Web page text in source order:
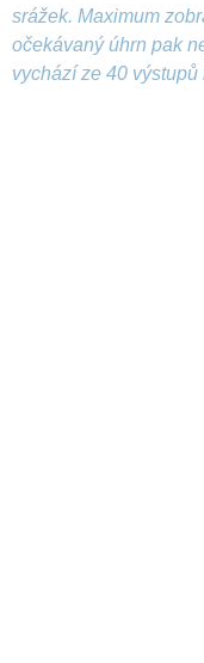
srážek. Maximum
očekávaný úhrn pak
vychází ze 40 výstupů